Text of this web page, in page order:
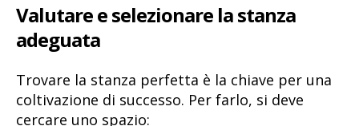
Valutare e selezionare la stanza
adeguata
Trovare la stanza perfetta è la chiave per una
coltivazione di successo. Per farlo, si deve
cercare uno spazio: